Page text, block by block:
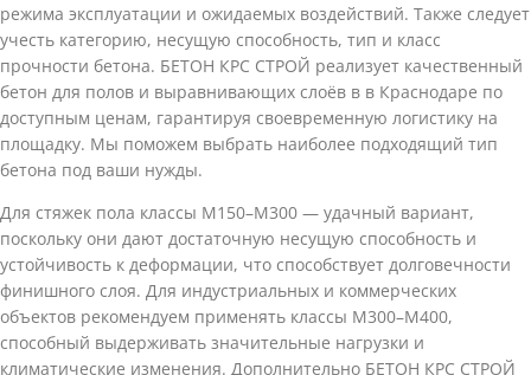
режима эксплуатации и ожидаемых воздействий. Также следует
учесть категорию, несущую способность, тип и класс
прочности бетона. БЕТОН КРС СТРОЙ реализует качественный
бетон для полов и выравнивающих слоёв в в Краснодаре по
доступным ценам, гарантируя своевременную логистику на
площадку. Мы поможем выбрать наиболее подходящий тип
бетона под ваши нужды.
Для стяжек пола классы М150–М300 — удачный вариант,
поскольку они дают достаточную несущую способность и
устойчивость к деформации, что способствует долговечности
финишного слоя. Для индустриальных и коммерческих
объектов рекомендуем применять классы М300–М400,
способный выдерживать значительные нагрузки и
климатические изменения. Дополнительно БЕТОН КРС СТРОЙ